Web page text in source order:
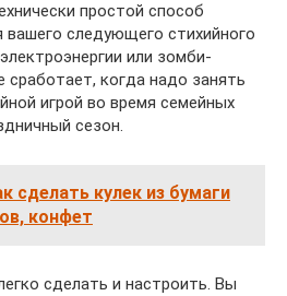
простой способ
вашего следующего стихийного
или зомби-
сработает, когда надо занять
игрой во время семейных
сезон.
сделать кулек из бумаги
конфет
сделать и настроить. Вы